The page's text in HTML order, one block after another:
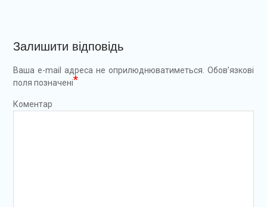
Залишити відповідь
Ваша e-mail адреса не оприлюднюватиметься. Обов’язкові
поля позначені*
Коментар